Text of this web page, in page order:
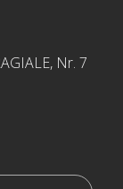
Nr. 7